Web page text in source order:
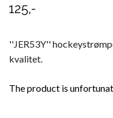
125,-
''JER53Y''
kvalitet.
The product is